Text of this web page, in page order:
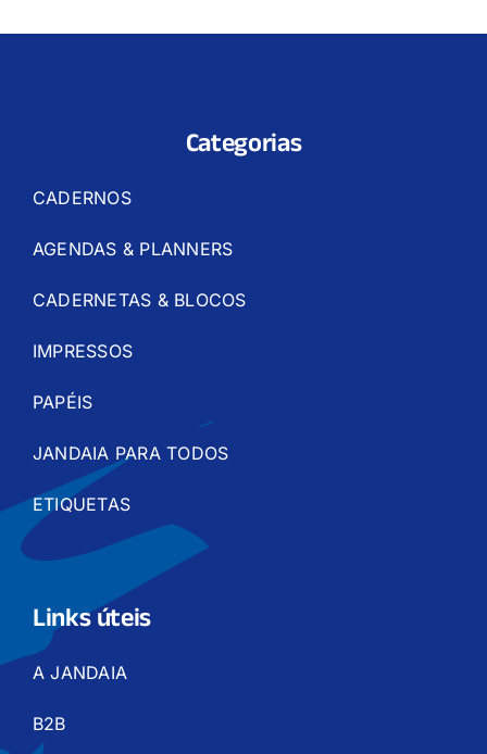
Categorias
CADERNOS
AGENDAS & PLANNERS
CADERNETAS & BLOCOS
IMPRESSOS
PAPÉIS
JANDAIA PARA TODOS
ETIQUETAS
Links úteis
A JANDAIA
B2B